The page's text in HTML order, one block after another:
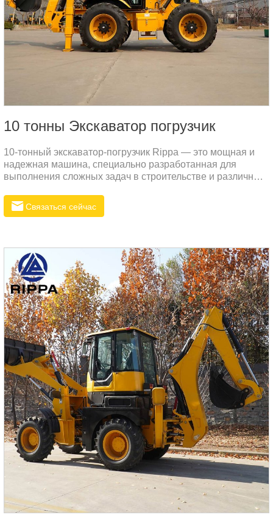
10 тонны Экскаватор погрузчик
10-тонный экскаватор-погрузчик Rippa — это мощная и
надежная машина, специально разработанная для
выполнения сложных задач в строительстве и различных
универсальный экскаватор, способный справляться с
любыми вызовами.
Связаться сейчас